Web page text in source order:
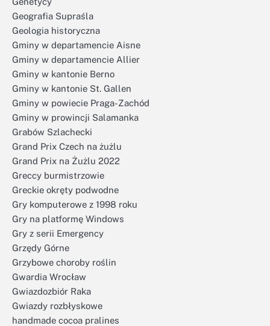
Geografia Supraśla
Geologia historyczna
Gminy w departamencie Aisne
Gminy w departamencie Allier
Gminy w kantonie Berno
Gminy w kantonie St. Gallen
Gminy w powiecie Praga-Zachód
Gminy w prowincji Salamanka
Grabów Szlachecki
Grand Prix Czech na żużlu
Grand Prix na Żużlu 2022
Greccy burmistrzowie
Greckie okręty podwodne
Gry komputerowe z 1998 roku
Gry na platformę Windows
Gry z serii Emergency
Grzędy Górne
Grzybowe choroby roślin
Gwardia Wrocław
Gwiazdozbiór Raka
Gwiazdy rozbłyskowe
handmade cocoa pralines